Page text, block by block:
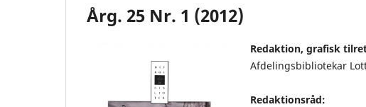
Årg. 25 Nr. 1 (2012)
Redaktion, grafisk
Afdelingsbibliotekar
Redaktionsråd: